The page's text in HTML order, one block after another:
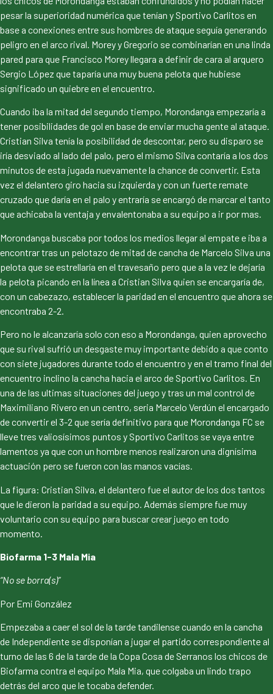
pesar la superioridad numérica que tenían y Sportivo Carlitos en
base a conexiones entre sus hombres de ataque seguía generando
peligro en el arco rival. Morey y Gregorio se combinarían en una linda
pared para que Francisco Morey llegara a definir de cara al arquero
Sergio López que taparía una muy buena pelota que hubiese
significado un quiebre en el encuentro.
Cuando iba la mitad del segundo tiempo, Morondanga empezaría a
tener posibilidades de gol en base de enviar mucha gente al ataque.
Cristian Silva tenía la posibilidad de descontar, pero su disparo se
iría desviado al lado del palo, pero el mismo Silva contaría a los dos
minutos de esta jugada nuevamente la chance de convertir. Esta
vez el delantero giro hacia su izquierda y con un fuerte remate
cruzado que daría en el palo y entraría se encargó de marcar el tanto
que achicaba la ventaja y envalentonaba a su equipo a ir por mas.
Morondanga buscaba por todos los medios llegar al empate e iba a
encontrar tras un pelotazo de mitad de cancha de Marcelo Silva una
pelota que se estrellaría en el travesaño pero que a la vez le dejaría
la pelota picando en la línea a Cristian Silva quien se encargaría de,
con un cabezazo, establecer la paridad en el encuentro que ahora se
encontraba 2-2.
Pero no le alcanzaría solo con eso a Morondanga, quien aprovecho
que su rival sufrió un desgaste muy importante debido a que conto
con siete jugadores durante todo el encuentro y en el tramo final del
encuentro inclino la cancha hacia el arco de Sportivo Carlitos. En
una de las ultimas situaciones del juego y tras un mal control de
Maximiliano Rivero en un centro, seria Marcelo Verdún el encargado
de convertir el 3-2 que sería definitivo para que Morondanga FC se
lleve tres valiosísimos puntos y Sportivo Carlitos se vaya entre
lamentos ya que con un hombre menos realizaron una dignísima
actuación pero se fueron con las manos vacías.
La figura: Cristian Silva, el delantero fue el autor de los dos tantos
que le dieron la paridad a su equipo. Además siempre fue muy
voluntario con su equipo para buscar crear juego en todo
momento.
Biofarma 1-3 Mala Mia
“No se borra(s)”
Por Emi González
Empezaba a caer el sol de la tarde tandilense cuando en la cancha
de Independiente se disponían a jugar el partido correspondiente al
turno de las 6 de la tarde de la Copa Cosa de Serranos los chicos de
Biofarma contra el equipo Mala Mia, que colgaba un lindo trapo
detrás del arco que le tocaba defender.